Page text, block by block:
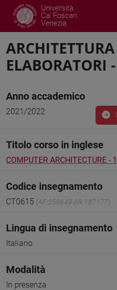
Università
Ca' Foscari
Venezia
ELABORATORI
Anno accademico
2021/2022
Titolo corso in inglese
COMPUTER ARCHITECTURE - 1
Codice insegnamento
CT0615 (AF:359649 AR:187177)
Lingua di insegnamento
Italiano
Modalità
In presenza